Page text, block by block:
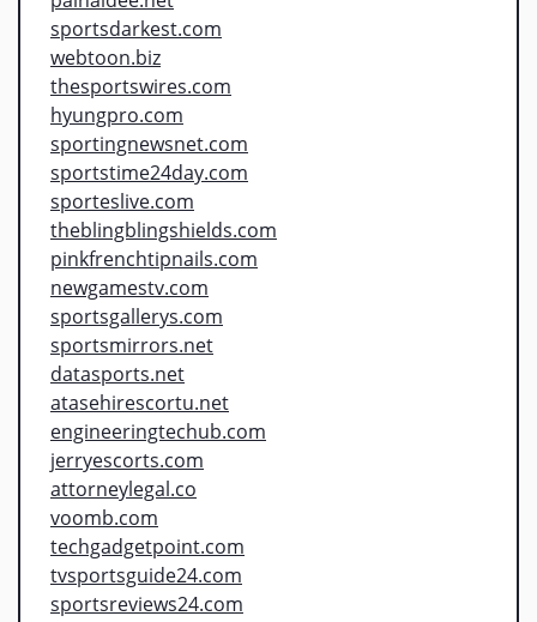
sportsdarkest.com
webtoon.biz
thesportswires.com
hyungpro.com
sportingnewsnet.com
sportstime24day.com
sporteslive.com
theblingblingshields.com
pinkfrenchtipnails.com
newgamestv.com
sportsgallerys.com
sportsmirrors.net
datasports.net
atasehirescortu.net
engineeringtechub.com
jerryescorts.com
attorneylegal.co
voomb.com
techgadgetpoint.com
tvsportsguide24.com
sportsreviews24.com